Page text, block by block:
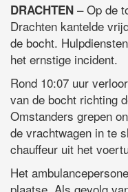
DRACHTEN – Op de
Drachten kantelde
de bocht.
het ernstige incident.
Rond 10:07 uur
van de bocht richting
Omstanders grepen
de vrachtwagen in te
chauffeur uit het
Het